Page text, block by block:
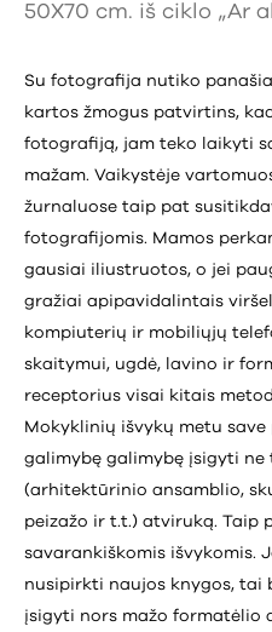
50X70 cm. iš ciklo „Ar
Su fotografija nutiko
kartos žmogus patvirtins,
fotografiją, jam teko laikyti
mažam. Vaikystėje
žurnaluose taip pat
fotografijomis. Mamos
gausiai iliustruotos, o jei
gražiai apipavidalintais
kompiuterių ir mobiliųjų
skaitymui, ugdė, lavino ir
receptorius visai kitais
Mokyklinių išvykų metu
galimybę galimybę įsigyti
(arhitektūrinio ansamblio,
peizažo ir t.t.) atviruką. Taip
savarankiškomis išvykomis.
nusipirkti naujos knygos, tai
įsigyti nors mažo formatėlio